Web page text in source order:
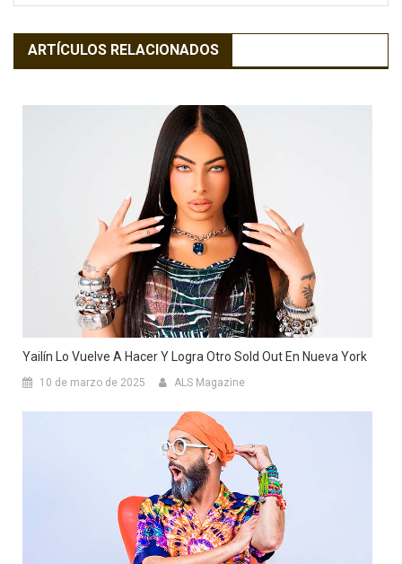
ARTÍCULOS RELACIONADOS
Yailín Lo Vuelve A Hacer Y Logra Otro Sold Out En Nueva York
10 de marzo de 2025 ALS Magazine